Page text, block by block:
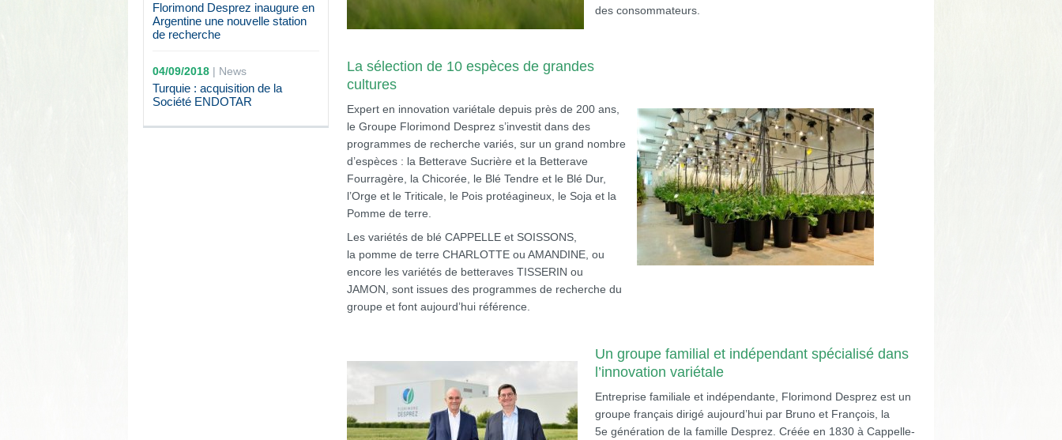
Florimond Desprez inaugure en
Argentine une nouvelle station
de recherche
04/09/2018| News
Turquie : acquisition de la
Société ENDOTAR
des consommateurs.
La sélection de 10 espèces de grandes
cultures
Expert en innovation variétale depuis près de 200 ans,
le Groupe Florimond Desprez s’investit dans des
programmes de recherche variés, sur un grand nombre
d’espèces : la Betterave Sucrière et la Betterave
Fourragère, la Chicorée, le Blé Tendre et le Blé Dur,
l’Orge et le Triticale, le Pois protéagineux, le Soja et la
Pomme de terre.
Les variétés de blé CAPPELLE et SOISSONS,
la pomme de terre CHARLOTTE ou AMANDINE, ou
encore les variétés de betteraves TISSERIN ou
JAMON, sont issues des programmes de recherche du
groupe et font aujourd’hui référence.
Un groupe familial et indépendant spécialisé dans
l’innovation variétale
Entreprise familiale et indépendante, Florimond Desprez est un
groupe français dirigé aujourd’hui par Bruno et François, la
5e génération de la famille Desprez. Créée en 1830 à Cappelle-